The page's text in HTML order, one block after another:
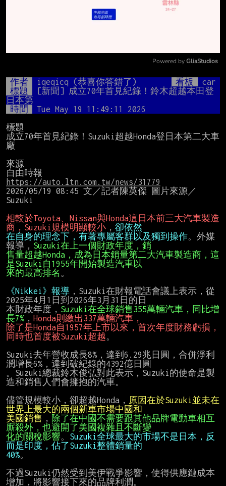
Mute
Powered by GliaStudios
作者 iqeqicq (恭喜你答錯了) 看板
car
標題
[新聞] 成立70年首見紀錄！鈴木超越本田登
日本第
時間
Tue May 19 11:49:11 2026
標題
成立70年首見紀錄！Suzuki超越Honda登日本第二大車
廠
來源
https://auto.ltn.com.tw/news/31779
2026/05/19 08:45 文／記者陳英傑 圖片來源／
Suzuki
相較於Toyota、Nissan與Honda這日本前三大汽車製造
商，Suzuki規模明顯較小 ，
在自身的理念下，有著專屬客群以及獨到操作。外媒
報導，
售量超越Honda，成為日本銷量第二大汽車製造商，這
來的最高排名 。
《Nikkei》報導 ，Suzuki在財報電話會議上表示，從
2025年4月1日到2026年3月31日的日
本財政年度， Suzuki在全球銷售355萬輛汽車，同比增
長7% ，
除了是Honda自1957年上市以來，首次年度財務虧損，
同時也首度被Suzuki超越。
Suzuki去年營收成長8%，達到6.29兆日圓，合併淨利
潤增長6%，達到破紀錄的4392億日圓
。Suzuki總裁鈴木俊弘對此表示，Suzuki的使命是製
造和銷售人們會擁抱的汽車。
儘管規模較小，卻超越Honda， 原因在於Suzuki並未在
美國銷售 ，
除了在中國不需要跟其他品牌電動車相互
化的關稅影響。 Suzuki全球最大的市場不是日本，反
40%。
不過Suzuki仍然受到美伊戰爭影響，使得供應鏈成本